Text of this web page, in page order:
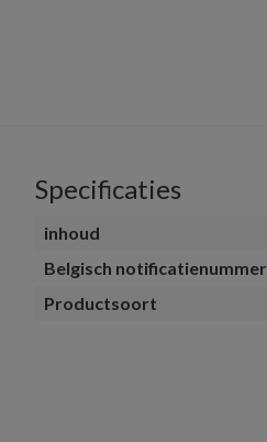
Specificaties
inhoud
Belgisch notificatienummer
Productsoort